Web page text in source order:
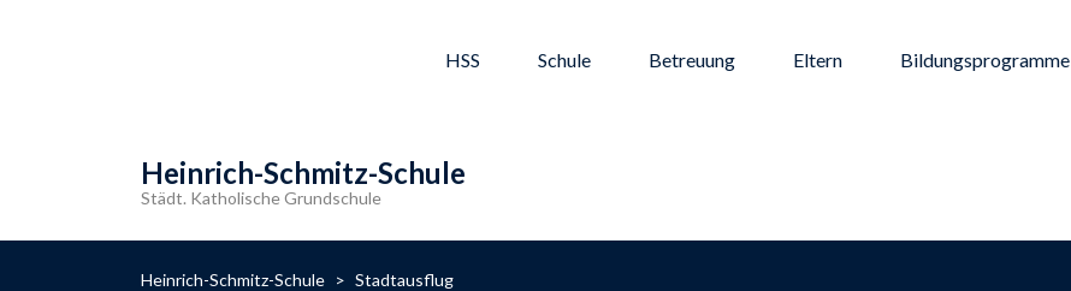
HSS Schule Betreuung Eltern Bildungsprogramme
Heinrich-Schmitz-Schule
Städt. Katholische Grundschule
Heinrich-Schmitz-Schule > Stadtausflug